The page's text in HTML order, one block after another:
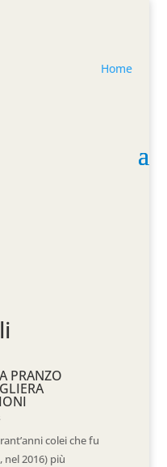
Home
PRANZO
colei che fu
nel 2016) più